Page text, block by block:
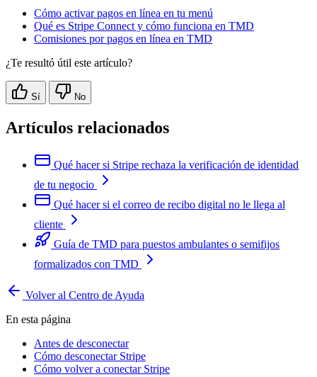
Cómo activar pagos en línea en tu menú
Qué es Stripe Connect y cómo funciona en TMD
Comisiones por pagos en línea en TMD
¿Te resultó útil este artículo?
Sí No
Artículos relacionados
Qué hacer si Stripe rechaza la verificación de identidad
de tu negocio
Qué hacer si el correo de recibo digital no le llega al
cliente
Guía de TMD para puestos ambulantes o semifijos
formalizados con TMD
Volver al Centro de Ayuda
En esta página
Antes de desconectar
Cómo desconectar Stripe
Cómo volver a conectar Stripe